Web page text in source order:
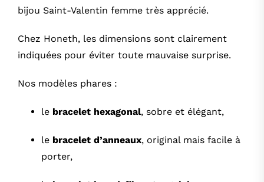
bijou Saint-Valentin femme très apprécié.
Chez Honeth, les dimensions sont clairement
indiquées pour éviter toute mauvaise surprise.
Nos modèles phares :
le bracelet hexagonal, sobre et élégant,
le bracelet d’anneaux, original mais facile à
porter,